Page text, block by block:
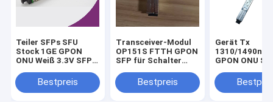
Teiler SFPs SFU
Stock 1GE GPON
ONU Weiß 3.3V SFP-
ZISA
Bestpreis
Transceiver-Modul
OP151S FTTH GPON
SFP für Schalter
Bestpreis
Gerät Tx
1310/1490nm
GPON ONU
Gpon OLT